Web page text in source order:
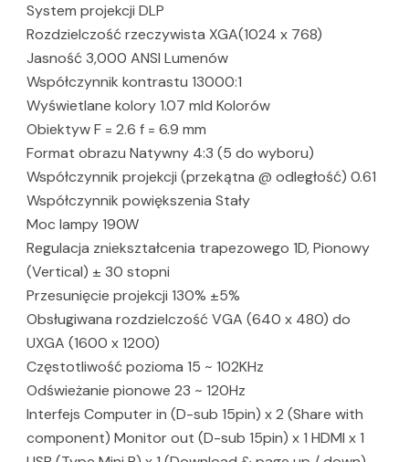
System projekcji DLP
Rozdzielczość rzeczywista XGA(1024 x 768)
Jasność 3,000 ANSI Lumenów
Współczynnik kontrastu 13000:1
Wyświetlane kolory 1.07 mld Kolorów
Obiektyw F = 2.6 f = 6.9 mm
Format obrazu Natywny 4:3 (5 do wyboru)
Współczynnik projekcji (przekątna @ odległość) 0.61
Współczynnik powiększenia Stały
Moc lampy 190W
Regulacja zniekształcenia trapezowego 1D, Pionowy
(Vertical) ± 30 stopni
Przesunięcie projekcji 130% ±5%
Obsługiwana rozdzielczość VGA (640 x 480) do
UXGA (1600 x 1200)
Częstotliwość pozioma 15 ~ 102KHz
Odświeżanie pionowe 23 ~ 120Hz
Interfejs Computer in (D-sub 15pin) x 2 (Share with
component) Monitor out (D-sub 15pin) x 1 HDMI x 1